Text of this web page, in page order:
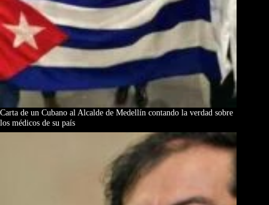
Carta de un Cubano al Alcalde de Medellín contando la verdad sobre
los médicos de su país